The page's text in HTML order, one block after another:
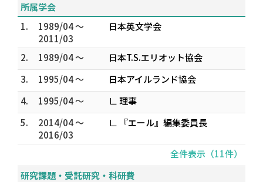
所属学会
1.
1989/04 ～
2011/03
日本英文学会
2. 1989/04 ～
日本T.S.エリオット協会
3.
1995/04 ～
日本アイルランド協会
4.
1995/04 ～
∟ 理事
5.
2014/04 ～
2016/03
∟ 『エール』編集委員長
全件表示（11件）
研究課題・受託研究・科研費